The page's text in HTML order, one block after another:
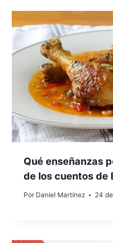
Qué enseñanzas
de los cuentos de
Por Daniel Martínez 24